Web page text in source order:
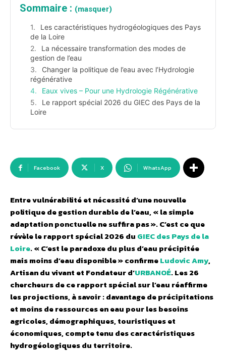
Sommaire : (masquer)
Les caractéristiques hydrogéologiques des Pays
de la Loire
La nécessaire transformation des modes de
gestion de l’eau
Changer la politique de l’eau avec l’Hydrologie
régénérative
Eaux vives – Pour une Hydrologie Régénérative
Le rapport spécial 2026 du GIEC des Pays de la
Loire
Facebook X WhatsApp
Entre vulnérabilité et nécessité d’une nouvelle
politique de gestion durable de l’eau, « la simple
adaptation ponctuelle ne suffira pas ». C’est ce que
révèle le rapport spécial 2026 du GIEC des Pays de la
Loire. « C’est le paradoxe du plus d’eau précipitée
mais moins d’eau disponible » confirmeLudovic Amy,
Artisan du vivant et Fondateur d’URBANOÉ. Les 26
chercheurs de ce rapport spécial sur l’eau réaffirme
les projections, à savoir : davantage de précipitations
et moins de ressources en eau pour les besoins
agricoles, démographiques, touristiques et
économiques, compte tenu des caractéristiques
hydrogéologiques du territoire.